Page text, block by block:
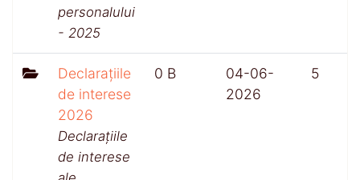
personalului
- 2025
Declarațiile
de interese
2026
Declarațiile
de interese
0 B
04-06-
2026
5